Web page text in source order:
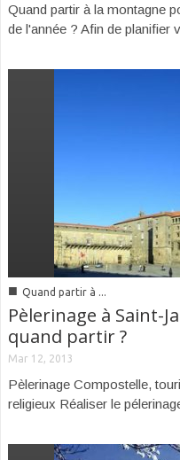
Quand partir à la montagne
de l'année ? Afin de planifier
■ Quand partir à ...
Pèlerinage à Saint-
quand partir ?
Mar 12, 2013
Pèlerinage Compostelle,
religieux Réaliser le